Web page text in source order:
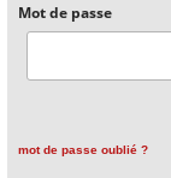
Mot de passe
mot de passe oublié ?